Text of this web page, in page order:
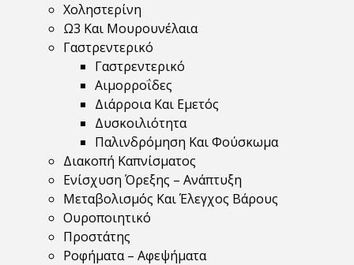
Χοληστερίνη
Ω3 Και Μουρουνέλαια
Γαστρεντερικό
Γαστρεντερικό
Αιμορροΐδες
Διάρροια Και Εμετός
Δυσκοιλιότητα
Παλινδρόμηση Και Φούσκωμα
Διακοπή Καπνίσματος
Ενίσχυση Όρεξης – Ανάπτυξη
Μεταβολισμός Και Έλεγχος Βάρους
Ουροποιητικό
Προστάτης
Ροφήματα – Αφεψήματα